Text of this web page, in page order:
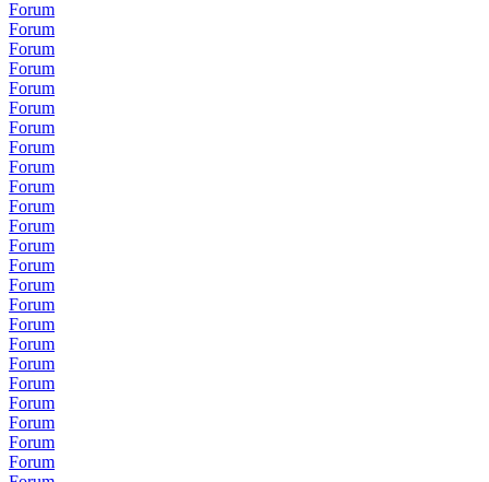
Forum
Forum
Forum
Forum
Forum
Forum
Forum
Forum
Forum
Forum
Forum
Forum
Forum
Forum
Forum
Forum
Forum
Forum
Forum
Forum
Forum
Forum
Forum
Forum